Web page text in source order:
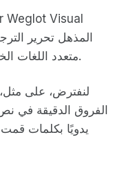
سياق موقع WordPress متعدد اللغات الخاص بك.
لنفترض، على
الفروق الدقيقة في